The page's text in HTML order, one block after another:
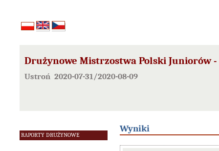
Drużynowe Mistrzostwa Polski Juniorów
Ustroń 2020-07-31/2020-08-09
RAPORTY DRUŻYNOWE
Wyniki